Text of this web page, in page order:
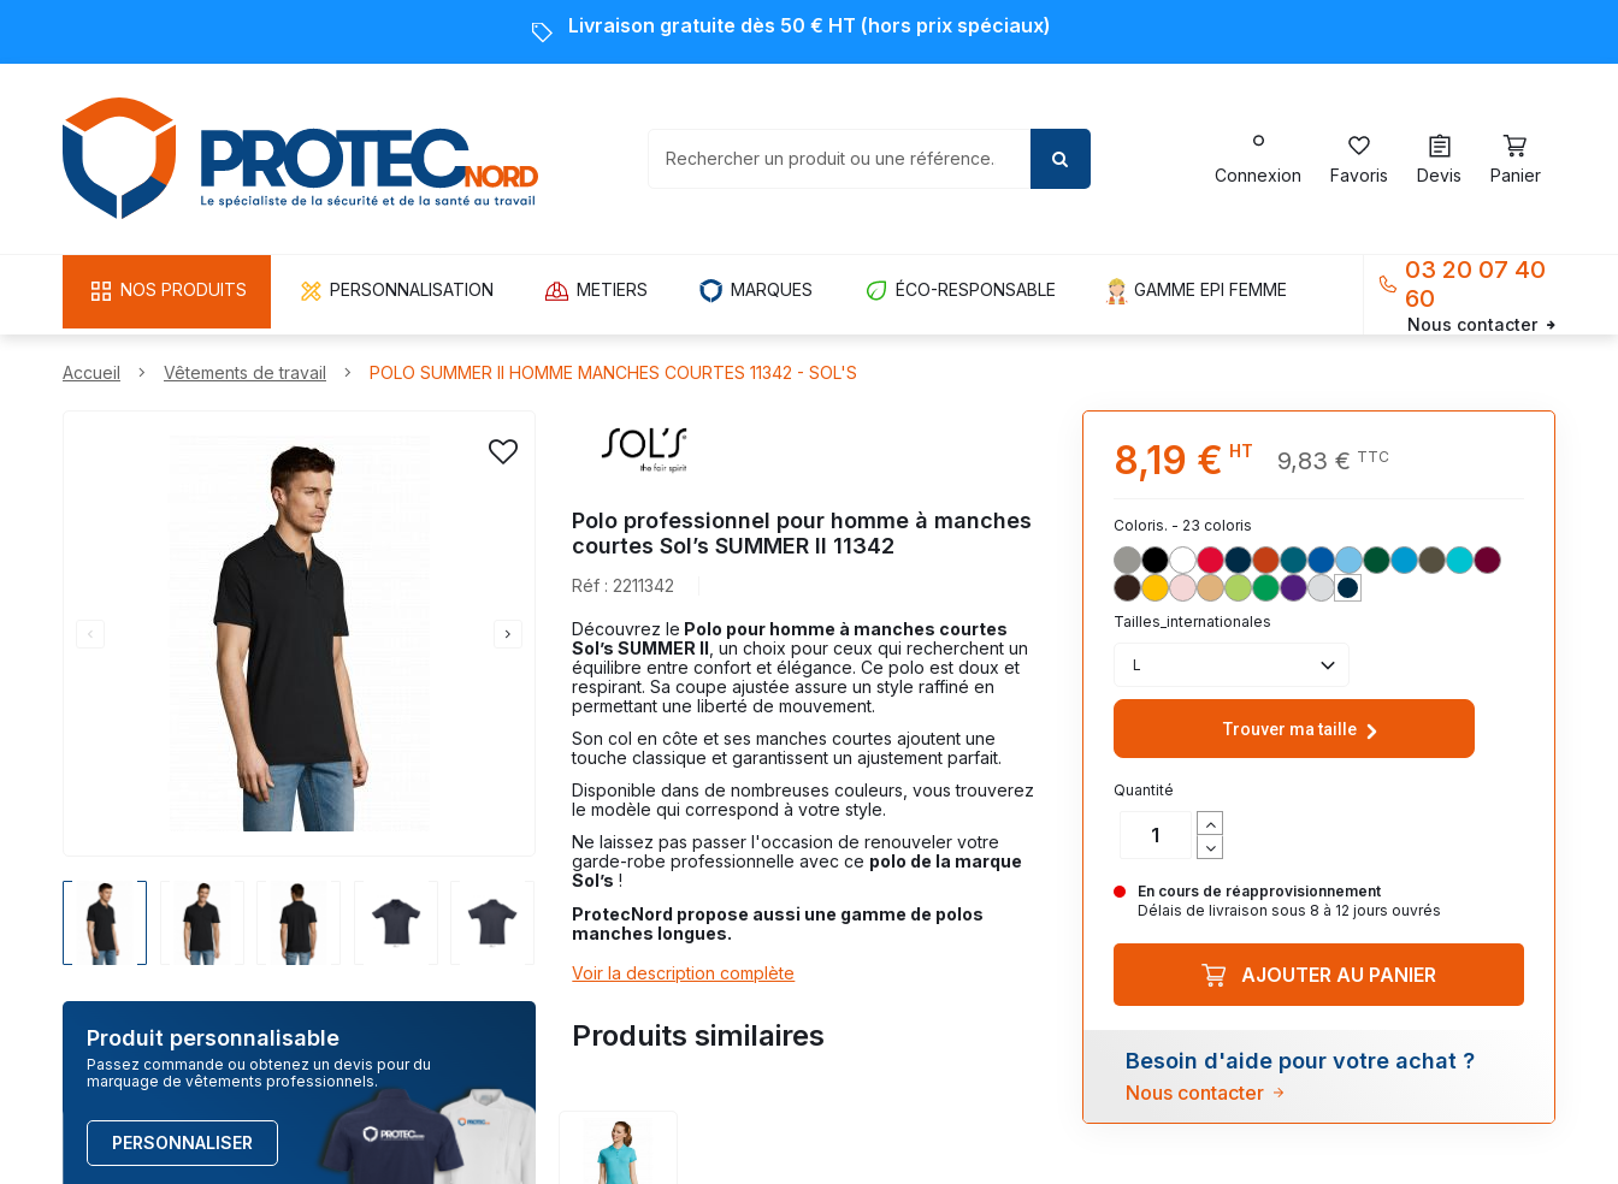
Livraison gratuite dès 50 € HT (hors prix spéciaux)
Connexion Favoris Devis Panier
NOS PRODUITS PERSONNALISATION METIERS MARQUES ÉCO-RESPONSABLE GAMME EPI FEMME
03 20 07 40
60
Nous contacter
Accueil Vêtements de travail POLO SUMMER II HOMME MANCHES COURTES 11342 - SOL'S
Produit personnalisable
Passez commande ou obtenez un devis pour du
marquage de vêtements professionnels.
PERSONNALISER
Polo professionnel pour homme à manches
courtes Sol’s SUMMER II 11342
Réf : 2211342
Découvrez le Polo pour homme à manches courtes
Sol’s SUMMER II , un choix pour ceux qui recherchent un
équilibre entre confort et élégance. Ce polo est doux et
respirant. Sa coupe ajustée assure un style raffiné en
permettant une liberté de mouvement.
Son col en côte et ses manches courtes ajoutent une
touche classique et garantissent un ajustement parfait.
Disponible dans de nombreuses couleurs, vous trouverez
le modèle qui correspond à votre style.
Ne laissez pas passer l'occasion de renouveler votre
garde-robe professionnelle avec ce polo de la marque
Sol’s !
ProtecNord propose aussi une gamme de polos
manches longues.
Voir la description complète
Produits similaires
8,19 € HT 9,83 € TTC
Coloris. - 23 coloris
GRIS_CHINE_360
NOIR_312
BLANC_102
ROUGE_145
MARINE 318
ORANGE_400
BLEU_CANARD_235
ROYAL_241
CIEL_200
VERT_GOLF_275
AQUA_321
ARMY_269
BLEU_ATOLL_225
BORDEAUX_146
CHOCOLAT_398
JAUNE_301
ROSE_147
SABLE_115
VERT_POMME_280
VERT_PRAIRIE_272
VIOLET_FONCE_712
BLANC_CHINE_300
FRENCH_MARINE_319
Tailles_internationales
L
Trouver ma taille
Quantité
En cours de réapprovisionnement
Délais de livraison sous 8 à 12 jours ouvrés
AJOUTER AU PANIER
Besoin d'aide pour votre achat ?
Nous contacter